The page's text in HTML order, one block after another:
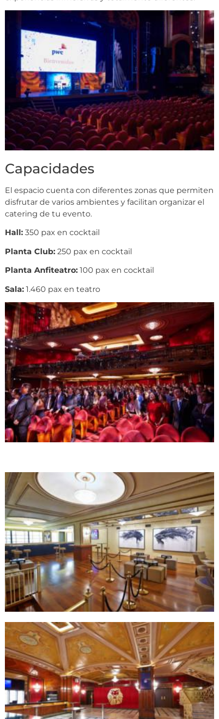
Capacidades
El espacio cuenta con diferentes zonas que permiten
disfrutar de varios ambientes y facilitan organizar el
catering de tu evento.
Hall: 350 pax en cocktail
Planta Club: 250 pax en cocktail
Planta Anfiteatro: 100 pax en cocktail
Sala: 1.460 pax en teatro